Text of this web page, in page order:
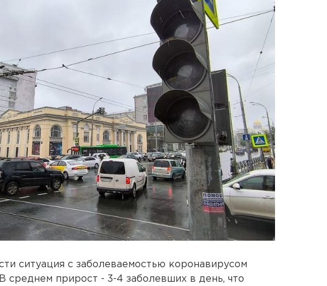
ситуация с заболеваемостью коронавирусом
среднем прирост - 3-4 заболевших в день, что